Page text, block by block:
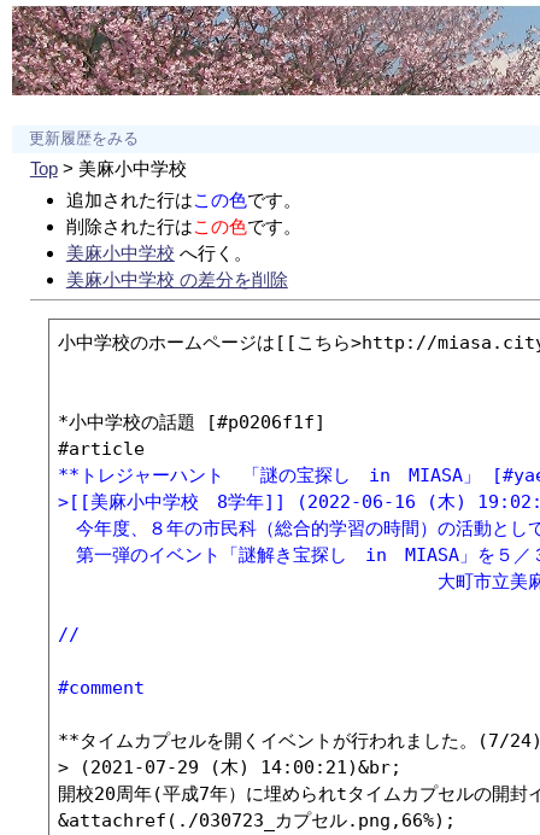
更新履歴をみる
Top> 美麻小中学校
追加された行はこの色です。
削除された行はこの色です。
美麻小中学校 へ行く。
美麻小中学校 の差分を削除
小中学校のホームページは[[こちら>http://
*小中学校の話題 [#p0206f1f]
**トレジャーハント　「謎の宝探し　in　MIASA」
>[[美麻小中学校　8学年]] (2022-06-16 (木)
今年度、８年の市民科（総合的学習の時間）の活動とし
第一弾のイベント「謎解き宝探し　in　MIASA」を５／
大町市立美麻小中学校
//
#comment
**タイムカプセルを開くイベントが行われました。
> (2021-07-29 (木) 14:00:21)&br;
開校20周年(平成7年）に埋められtタイムカプセルの開封
&attachref(./030723_カプセル.png,66%);